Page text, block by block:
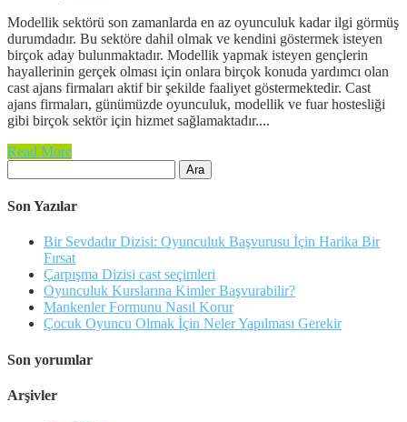
Modellik sektörü son zamanlarda en az oyunculuk kadar ilgi görmüş
durumdadır. Bu sektöre dahil olmak ve kendini göstermek isteyen
birçok aday bulunmaktadır. Modellik yapmak isteyen gençlerin
hayallerinin gerçek olması için onlara birçok konuda yardımcı olan
cast ajans firmaları aktif bir şekilde faaliyet göstermektedir. Cast
ajans firmaları, günümüzde oyunculuk, modellik ve fuar hostesliği
gibi birçok sektör için hizmet sağlamaktadır....
Read More
Son Yazılar
Bir Sevdadır Dizisi: Oyunculuk Başvurusu İçin Harika Bir
Fırsat
Çarpışma Dizisi cast seçimleri
Oyunculuk Kurslarına Kimler Başvurabilir?
Mankenler Formunu Nasıl Korur
Çocuk Oyuncu Olmak İçin Neler Yapılması Gerekir
Son yorumlar
Arşivler